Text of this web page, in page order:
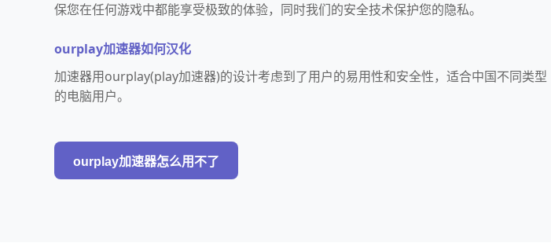
保您在任何游戏中都能享受极致的体验，同时我们的安全技术保护您的隐私。
ourplay加速器如何汉化
加速器用ourplay(play加速器)的设计考虑到了用户的易用性和安全性，适合中国不同类型
的电脑用户。
ourplay加速器怎么用不了